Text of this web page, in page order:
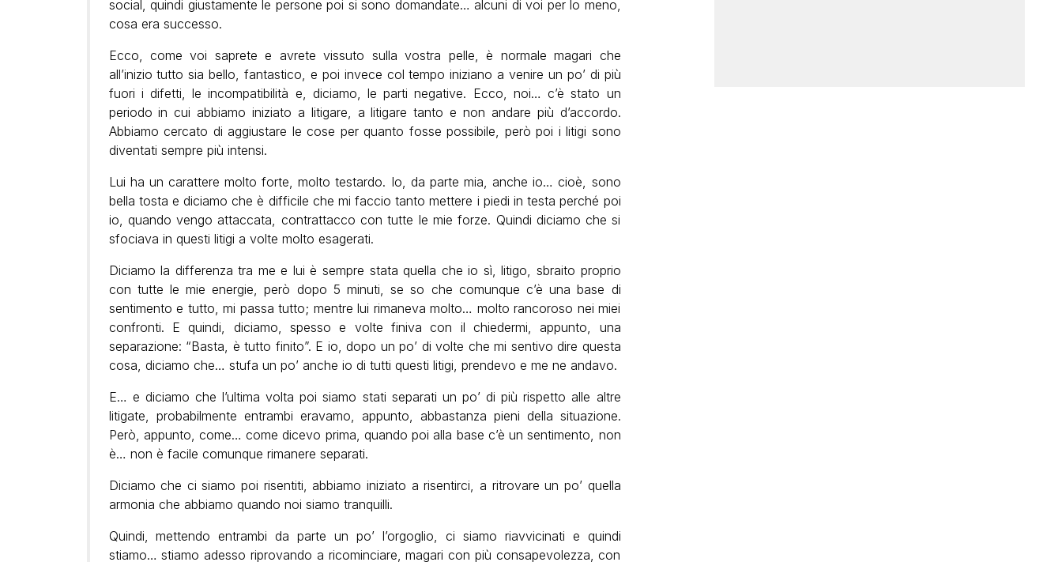
social, quindi giustamente le persone poi si sono domandate… alcuni di voi per lo meno,
cosa era successo.
Ecco, come voi saprete e avrete vissuto sulla vostra pelle, è normale magari che
all’inizio tutto sia bello, fantastico, e poi invece col tempo iniziano a venire un po’ di più
fuori i difetti, le incompatibilità e, diciamo, le parti negative. Ecco, noi… c’è stato un
periodo in cui abbiamo iniziato a litigare, a litigare tanto e non andare più d’accordo.
Abbiamo cercato di aggiustare le cose per quanto fosse possibile, però poi i litigi sono
diventati sempre più intensi.
Lui ha un carattere molto forte, molto testardo. Io, da parte mia, anche io… cioè, sono
bella tosta e diciamo che è difficile che mi faccio tanto mettere i piedi in testa perché poi
io, quando vengo attaccata, contrattacco con tutte le mie forze. Quindi diciamo che si
sfociava in questi litigi a volte molto esagerati.
Diciamo la differenza tra me e lui è sempre stata quella che io sì, litigo, sbraito proprio
con tutte le mie energie, però dopo 5 minuti, se so che comunque c’è una base di
sentimento e tutto, mi passa tutto; mentre lui rimaneva molto… molto rancoroso nei miei
confronti. E quindi, diciamo, spesso e volte finiva con il chiedermi, appunto, una
separazione: “Basta, è tutto finito”. E io, dopo un po’ di volte che mi sentivo dire questa
cosa, diciamo che… stufa un po’ anche io di tutti questi litigi, prendevo e me ne andavo.
E… e diciamo che l’ultima volta poi siamo stati separati un po’ di più rispetto alle altre
litigate, probabilmente entrambi eravamo, appunto, abbastanza pieni della situazione.
Però, appunto, come… come dicevo prima, quando poi alla base c’è un sentimento, non
è… non è facile comunque rimanere separati.
Diciamo che ci siamo poi risentiti, abbiamo iniziato a risentirci, a ritrovare un po’ quella
armonia che abbiamo quando noi siamo tranquilli.
Quindi, mettendo entrambi da parte un po’ l’orgoglio, ci siamo riavvicinati e quindi
stiamo… stiamo adesso riprovando a ricominciare, magari con più consapevolezza, con